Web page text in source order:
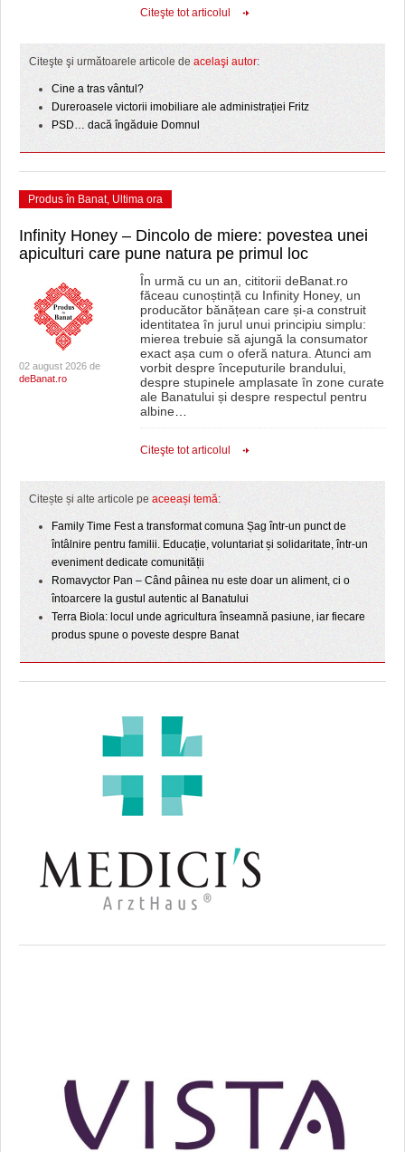
Citeşte tot articolul
Citeşte şi următoarele articole de acelaşi autor:
Cine a tras vântul?
Dureroasele victorii imobiliare ale administrației Fritz
PSD… dacă îngăduie Domnul
Produs în Banat, Ultima ora
Infinity Honey – Dincolo de miere: povestea unei
apiculturi care pune natura pe primul loc
02 august 2026 de
deBanat.ro
În urmă cu un an, cititorii deBanat.ro
făceau cunoștință cu Infinity Honey, un
producător bănățean care și-a construit
identitatea în jurul unui principiu simplu:
mierea trebuie să ajungă la consumator
exact așa cum o oferă natura. Atunci am
vorbit despre începuturile brandului,
despre stupinele amplasate în zone curate
ale Banatului și despre respectul pentru
albine…
Citeşte tot articolul
Citește și alte articole pe aceeași temă:
Family Time Fest a transformat comuna Șag într-un punct de
întâlnire pentru familii. Educație, voluntariat și solidaritate, într-un
eveniment dedicate comunității
Romavyctor Pan – Când pâinea nu este doar un aliment, ci o
întoarcere la gustul autentic al Banatului
Terra Biola: locul unde agricultura înseamnă pasiune, iar fiecare
produs spune o poveste despre Banat